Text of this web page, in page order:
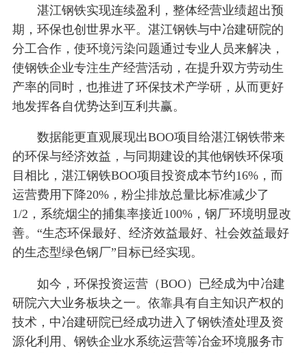
湛江钢铁实现连续盈利，整体经营业绩超出预
期，环保也创世界水平。湛江钢铁与中冶建研院的
分工合作，使环境污染问题通过专业人员来解决，
使钢铁企业专注生产经营活动，在提升双方劳动生
产率的同时，也推进了环保技术产学研，从而更好
地发挥各自优势达到互利共赢。
数据能更直观展现出BOO项目给湛江钢铁带来
的环保与经济效益，与同期建设的其他钢铁环保项
目相比，湛江钢铁BOO项目投资成本节约16%，而
运营费用下降20%，粉尘排放总量比标准减少了
1/2，系统烟尘的捕集率接近100%，钢厂环境明显改
善。“生态环保最好、经济效益最好、社会效益最好
的生态型绿色钢厂”目标已经实现。
如今，环保投资运营（BOO）已经成为中冶建
研院六大业务板块之一。依靠具有自主知识产权的
技术，中冶建研院已经成功进入了钢铁渣处理及资
源化利用、钢铁企业水系统运营等冶金环境服务市